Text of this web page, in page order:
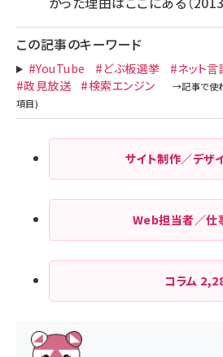
この記事のキーワード
#YouTube #どぶ板選挙 #ネット言
#政見放送
#検索エンジン
サイト制作／デザ
Web担当者／仕
コラム